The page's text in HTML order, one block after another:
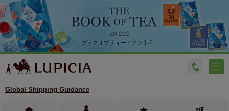
Global Shipping Guidance